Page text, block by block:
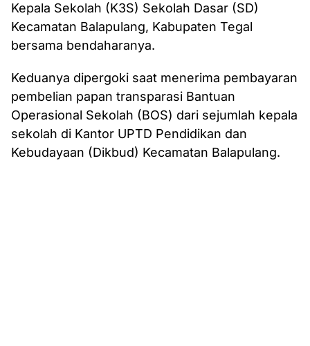
Kepala Sekolah (K3S) Sekolah Dasar (SD)
Kecamatan Balapulang, Kabupaten Tegal
bersama bendaharanya.
Keduanya dipergoki saat menerima pembayaran
pembelian papan transparasi Bantuan
Operasional Sekolah (BOS) dari sejumlah kepala
sekolah di Kantor UPTD Pendidikan dan
Kebudayaan (Dikbud) Kecamatan Balapulang.